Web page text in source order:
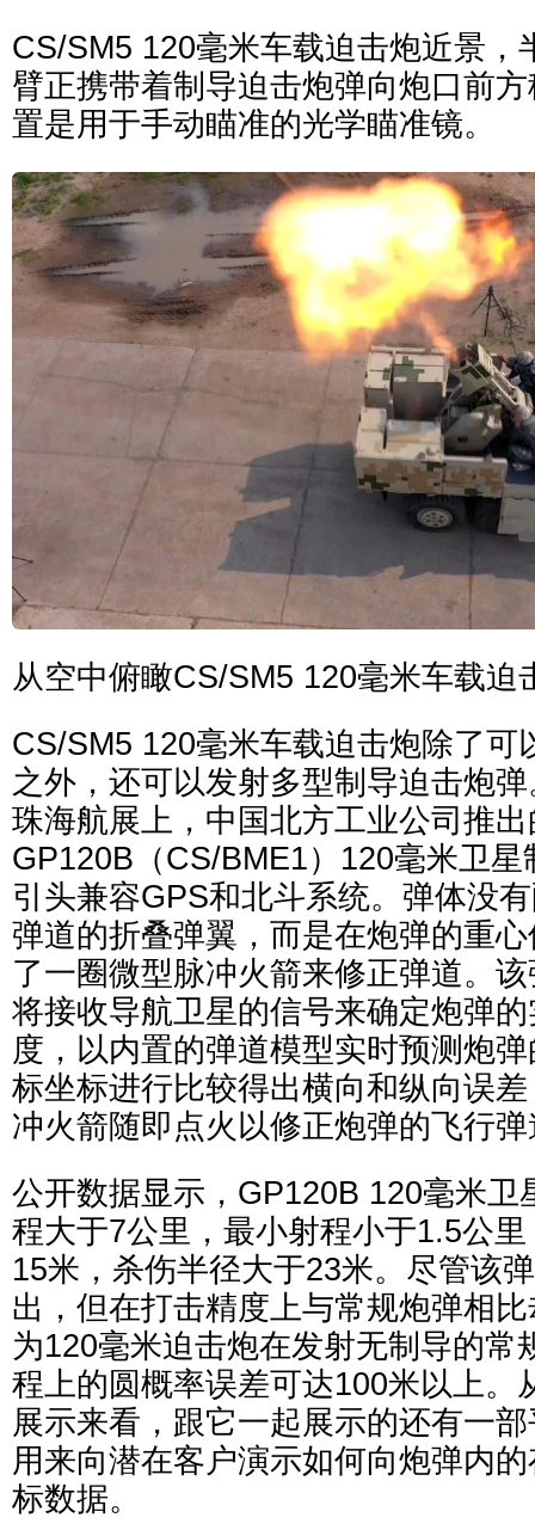
CS/SM5 120毫米车载迫击炮近景，
臂正携带着制导迫击炮弹向炮口前
置是用于手动瞄准的光学瞄准镜。
从空中俯瞰CS/SM5 120毫米车载迫
CS/SM5 120毫米车载迫击炮除了可
之外，还可以发射多型制导迫击炮
珠海航展上，中国北方工业公司推
GP120B（CS/BME1）120毫米卫
引头兼容GPS和北斗系统。弹体没
弹道的折叠弹翼，而是在炮弹的重
了一圈微型脉冲火箭来修正弹道。
将接收导航卫星的信号来确定炮弹
度，以内置的弹道模型实时预测炮
标坐标进行比较得出横向和纵向误
冲火箭随即点火以修正炮弹的飞行
公开数据显示，GP120B 120毫米卫
程大于7公里，最小射程小于1.5公
15米，杀伤半径大于23米。尽管该
出，但在打击精度上与常规炮弹相
为120毫米迫击炮在发射无制导的常
程上的圆概率误差可达100米以上。
展示来看，跟它一起展示的还有一
用来向潜在客户演示如何向炮弹内
标数据。